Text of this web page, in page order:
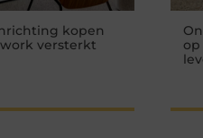
kopen
versterkt